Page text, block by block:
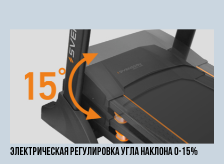
Электрическая регулировка угла наклона 0-15%